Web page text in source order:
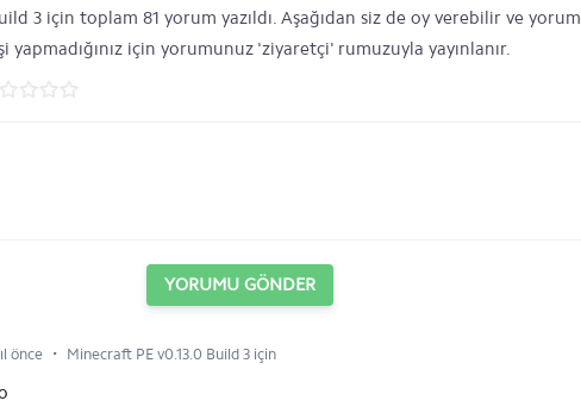
3 için toplam 81 yorum yazıldı. Aşağıdan siz de oy verebilir ve yorum
yapmadığınız için yorumunuz 'ziyaretçi' rumuzuyla yayınlanır.
YORUMU GÖNDER
önce ⋅ Minecraft PE v0.13.0 Build 3 için